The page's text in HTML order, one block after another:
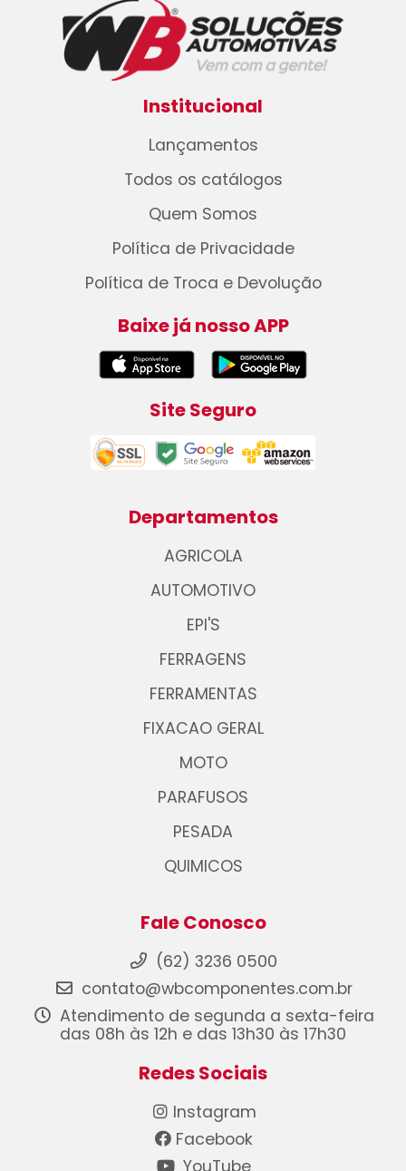
Institucional
Lançamentos
Todos os catálogos
Quem Somos
Política de Privacidade
Política de Troca e Devolução
Baixe já nosso APP
Site Seguro
Departamentos
AGRICOLA
AUTOMOTIVO
EPI'S
FERRAGENS
FERRAMENTAS
FIXACAO GERAL
MOTO
PARAFUSOS
PESADA
QUIMICOS
Fale Conosco
(62) 3236 0500
contato@wbcomponentes.com.br
Atendimento de segunda a sexta-feira
das 08h às 12h e das 13h30 às 17h30
Redes Sociais
Instagram
Facebook
YouTube